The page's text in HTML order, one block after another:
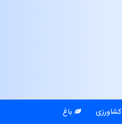
کشاورزی باغ